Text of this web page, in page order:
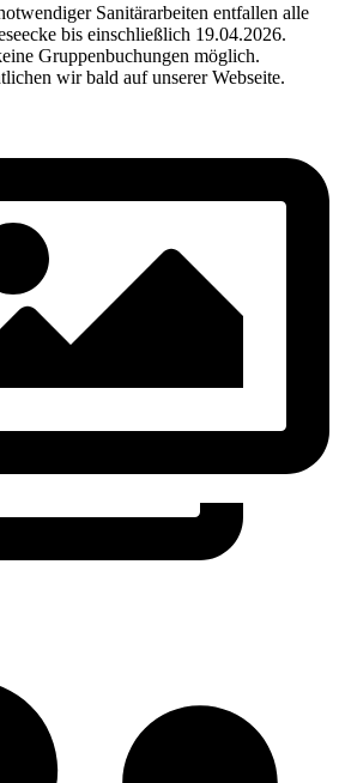
Sanitärarbeiten entfallen alle
bis einschließlich 19.04.2026.
Gruppenbuchungen möglich.
wir bald auf unserer Webseite.